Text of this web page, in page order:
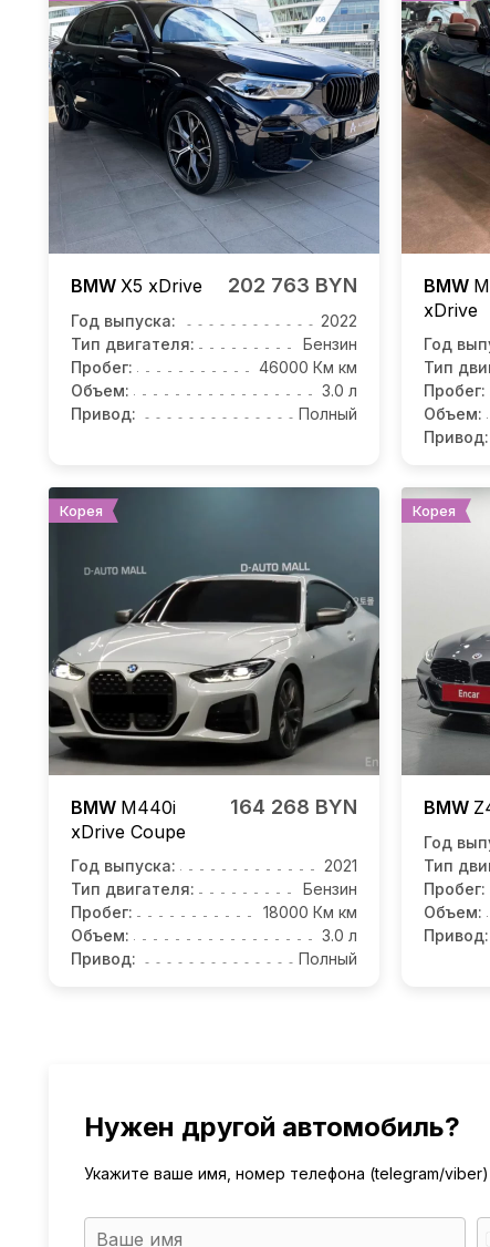
BMW X5 xDrive 202 763 BYN
Год выпуска:
2022
Тип двигателя:
Бензин
Пробег:
46000 Км км
Объем:
3.0 л
Привод:
Полный
BMW
xDrive
Год
Тип
Пробег:
Объем:
Привод:
Корея
BMW M440i
xDrive Coupe
164 268 BYN
Год выпуска:
2021
Тип двигателя:
Бензин
Пробег:
18000 Км км
Объем:
3.0 л
Привод:
Полный
Корея
BMW
Год
Тип
Пробег:
Объем:
Привод:
Нужен другой автомобиль?
Укажите ваше имя, номер телефона (telegram/